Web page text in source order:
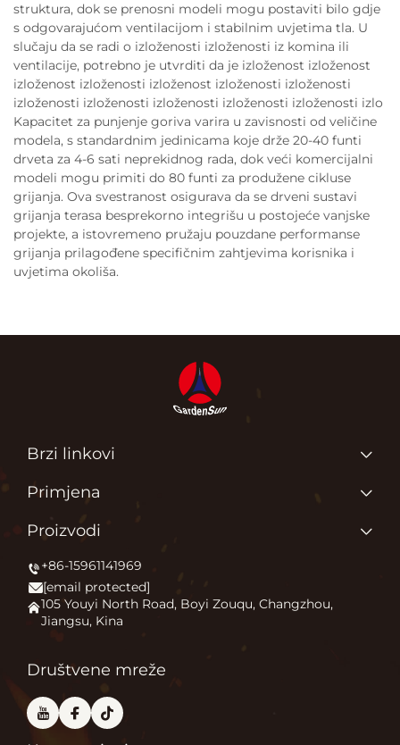
struktura, dok se prenosni modeli mogu postaviti bilo gdje
s odgovarajućom ventilacijom i stabilnim uvjetima tla. U
slučaju da se radi o izloženosti izloženosti iz komina ili
ventilacije, potrebno je utvrditi da je izloženost izloženost
izloženost izloženosti izloženost izloženosti izloženosti
izloženosti izloženosti izloženosti izloženosti izloženosti izlo
Kapacitet za punjenje goriva varira u zavisnosti od veličine
modela, s standardnim jedinicama koje drže 20-40 funti
drveta za 4-6 sati neprekidnog rada, dok veći komercijalni
modeli mogu primiti do 80 funti za produžene cikluse
grijanja. Ova svestranost osigurava da se drveni sustavi
grijanja terasa besprekorno integrišu u postojeće vanjske
projekte, a istovremeno pružaju pouzdane performanse
grijanja prilagođene specifičnim zahtjevima korisnika i
uvjetima okoliša.
Brzi linkovi
Glavna stranica
Novice
Primjena
Često Postavljana Pitanja
Primjena
Zašto volimo ono što radimo?
Proizvodi
Grejač terase
Kamin na otvorenom
Peć za pizzu
+86-15961141969
[email protected]
105 Youyi North Road, Boyi Zouqu, Changzhou,
Jiangsu, Kina
Društvene mreže